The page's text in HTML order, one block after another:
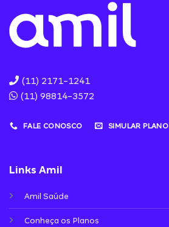
(11) 2171-1241
(11) 98814-3572
FALE CONOSCO SIMULAR PLANO
Links Amil
Amil Saúde
Conheça os Planos